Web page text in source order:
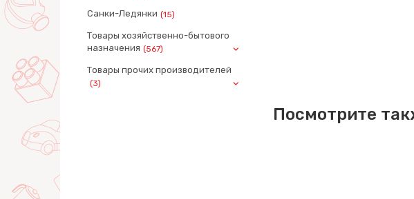
Санки-Ледянки (15)
Товары хозяйственно-бытового
назначения (567)
Товары прочих производителей
(3)
Посмотрите